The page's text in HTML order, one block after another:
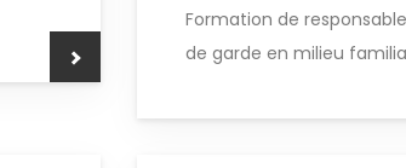
Formation de
de garde en milieu